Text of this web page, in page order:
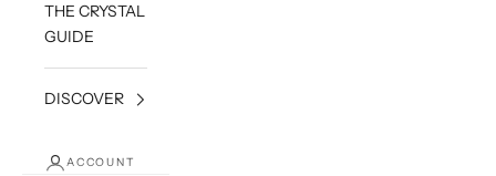
THE CRYSTAL
GUIDE
DISCOVER
ACCOUNT